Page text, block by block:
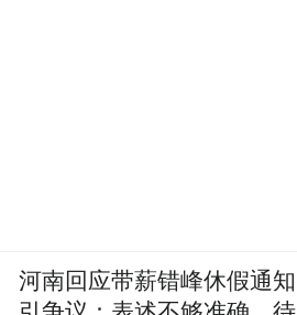
河南回应带薪错峰休假通知